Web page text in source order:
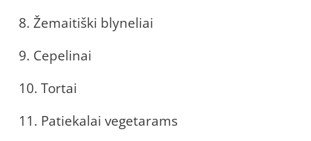
8. Žemaitiški blyneliai
9. Cepelinai
10. Tortai
11. Patiekalai vegetarams